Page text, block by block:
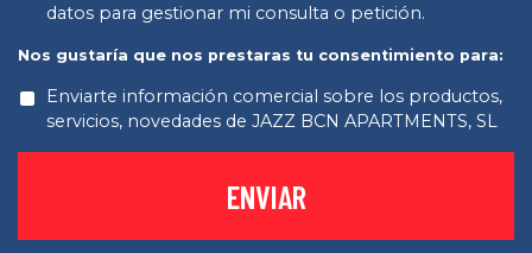
datos para gestionar mi consulta o petición.
Nos gustaría que nos prestaras tu consentimiento para:
Enviarte información comercial sobre los productos,
servicios, novedades de JAZZ BCN APARTMENTS, SL
ENVIAR